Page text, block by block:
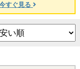
すぐ見る